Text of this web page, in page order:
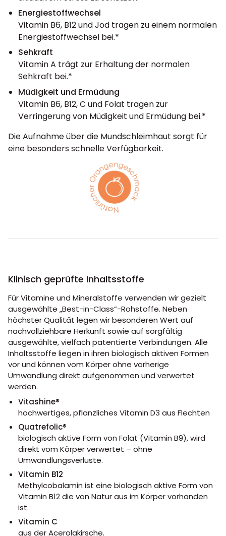
Energiestoffwechsel
Vitamin B6, B12 und Jod tragen zu einem normalen
Energiestoffwechsel bei.*
Sehkraft
Vitamin A trägt zur Erhaltung der normalen
Sehkraft bei.*
Müdigkeit und Ermüdung
Vitamin B6, B12, C und Folat tragen zur
Verringerung von Müdigkeit und Ermüdung bei.*
Die Aufnahme über die Mundschleimhaut sorgt für
eine besonders schnelle Verfügbarkeit.
Klinisch geprüfte Inhaltsstoffe
Für Vitamine und Mineralstoffe verwenden wir gezielt
ausgewählte „Best-in-Class“-Rohstoffe. Neben
höchster Qualität legen wir besonderen Wert auf
nachvollziehbare Herkunft sowie auf sorgfältig
ausgewählte, vielfach patentierte Verbindungen. Alle
Inhaltsstoffe liegen in ihren biologisch aktiven Formen
vor und können vom Körper ohne vorherige
Umwandlung direkt aufgenommen und verwertet
werden.
Vitashine®
hochwertiges, pflanzliches Vitamin D3 aus Flechten
Quatrefolic®
biologisch aktive Form von Folat (Vitamin B9), wird
direkt vom Körper verwertet – ohne
Umwandlungsverluste.
Vitamin B12
Methylcobalamin ist eine biologisch aktive Form von
Vitamin B12 die von Natur aus im Körper vorhanden
ist.
Vitamin C
aus der Acerolakirsche.